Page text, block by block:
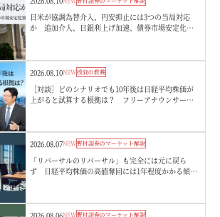
日米が協調為替介入、円安抑止には3つの当局対応
か 追加介入、日銀利上げ加速、債券市場安定化
2026.08.10NEW投資の教養
［対談］どのシナリオでも10年後は日経平均株価が
上がると試算する根拠は？ フリーアナウンサー・
2026.08.07NEW野村證券のマーケット解説
「リバーサルのリバーサル」も完全には元に戻ら
ず 日経平均株価の高値奪回には1年程度かかる傾
NEW野村證券のマーケット解説